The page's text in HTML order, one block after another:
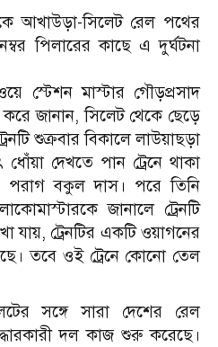
আখাউড়া-সিলেট রেল পথের
পিলারের কাছে এ দুর্ঘটনা
স্টেশন মাস্টার গৌড়প্রসাদ
জানান, সিলেট থেকে ছেড়ে
শুক্রবার বিকালে লাউয়াছড়া
ধোঁয়া দেখতে পান ট্রেনে থাকা
পরাগ বকুল দাস। পরে তিনি
জানালে ট্রেনটি
যায়, ট্রেনটির একটি ওয়াগনের
তবে ওই ট্রেনে কোনো তেল
সঙ্গে সারা দেশের রেল
দল কাজ শুরু করেছে।